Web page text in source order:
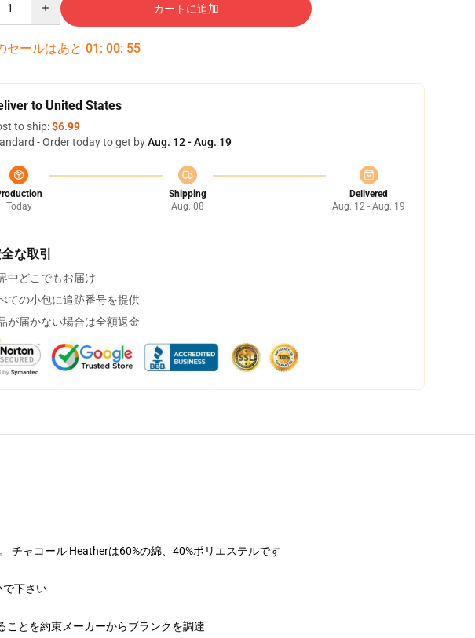
カートに追加
セールはあと 01 : 00: 54
to United States
to ship:$6.99
- Order today to get byAug. 12 - Aug. 19
Today
Shipping
Aug. 08
Delivered
Aug. 12 - Aug. 19
な取引
中どこでもお届け
ての小包に追跡番号を提供
が届かない場合は全額返金
チャコール Heatherは60%の綿、40%ポリエステルです
で下さい
ことを約束メーカーからブランクを調達